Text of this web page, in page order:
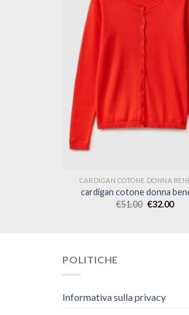
CARDIGAN COTONE DONNA
cardigan cotone donna
€51.00 €32.00
POLITICHE
Informativa sulla privacy